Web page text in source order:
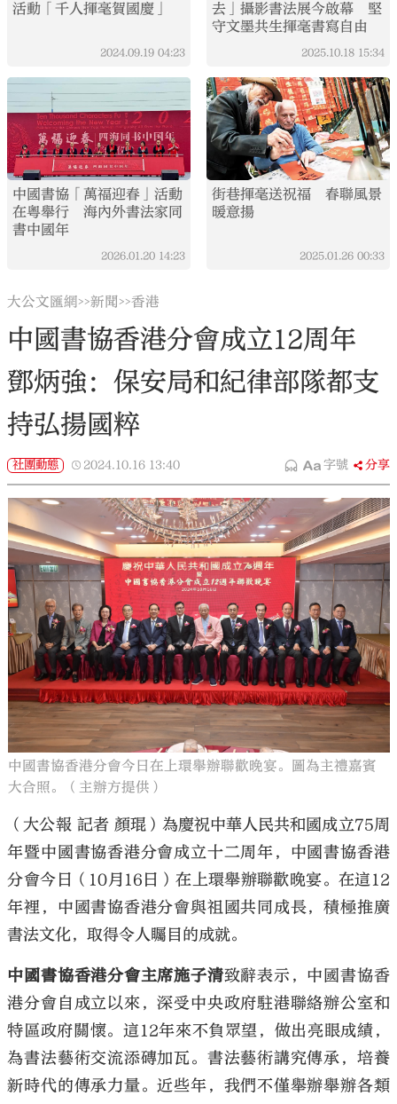
活動「千人揮毫賀國慶」
2024.09.19 04:23
去」攝影書法展今啟幕 堅
守文墨共生揮毫書寫自由
2025.10.18 15:34
中國書協「萬福迎春」活動
在粵舉行 海內外書法家同
書中國年
2026.01.20 14:23
街巷揮毫送祝福 春聯風景
暖意揚
2025.01.26 00:33
大公文匯網>>新聞>>香港
中國書協香港分會成立12周年
鄧炳強：保安局和紀律部隊都支
持弘揚國粹
社團動態 2024.10.16 13:40 字號 分享
中國書協香港分會今日在上環舉辦聯歡晚宴。圖為主禮嘉賓
大合照。（主辦方提供）
（大公報 記者 顏琨）為慶祝中華人民共和國成立75周
年暨中國書協香港分會成立十二周年，中國書協香港
分會今日（10月16日）在上環舉辦聯歡晚宴。在這12
年裡，中國書協香港分會與祖國共同成長，積極推廣
書法文化，取得令人矚目的成就。
中國書協香港分會主席施子清致辭表示，中國書協香
港分會自成立以來，深受中央政府駐港聯絡辦公室和
特區政府關懷。這12年來不負眾望，做出亮眼成績，
為書法藝術交流添磚加瓦。書法藝術講究傳承，培養
新時代的傳承力量。近些年，我們不僅舉辦舉辦各類